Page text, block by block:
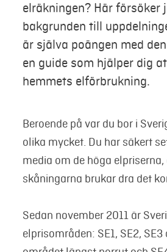
elräkningen? Här försöker
bakgrunden till
är själva poängen med
en guide som hjälper dig
hemmets elförbrukning.
Beroende på var du bor i
olika mycket. Du har säkert
media om de höga
skåningarna brukar dra det
Sedan november 2011 är
elprisområden: SE1, SE2, SE3